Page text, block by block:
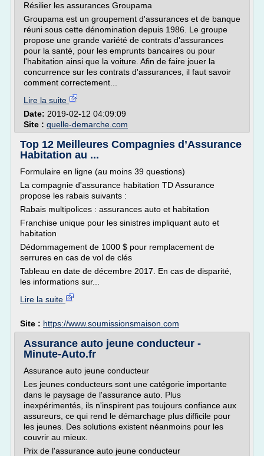
Résilier les assurances Groupama
Groupama est un groupement d'assurances et de banque
réuni sous cette dénomination depuis 1986. Le groupe
propose une grande variété de contrats d'assurances
pour la santé, pour les emprunts bancaires ou pour
l'habitation ainsi que la voiture. Afin de faire jouer la
concurrence sur les contrats d'assurances, il faut savoir
comment correctement...
Lire la suite
Date: 2019-02-12 04:09:09
Site : quelle-demarche.com
Top 12 Meilleures Compagnies d’Assurance
Habitation au ...
Formulaire en ligne (au moins 39 questions)
La compagnie d'assurance habitation TD Assurance
propose les rabais suivants :
Rabais multipolices : assurances auto et habitation
Franchise unique pour les sinistres impliquant auto et
habitation
Dédommagement de 1000 $ pour remplacement de
serrures en cas de vol de clés
Tableau en date de décembre 2017. En cas de disparité,
les informations sur...
Lire la suite
Site : https://www.soumissionsmaison.com
Assurance auto jeune conducteur -
Minute-Auto.fr
Assurance auto jeune conducteur
Les jeunes conducteurs sont une catégorie importante
dans le paysage de l'assurance auto. Plus
inexpérimentés, ils n'inspirent pas toujours confiance aux
assureurs, ce qui rend le démarchage plus difficile pour
les jeunes. Des solutions existent néanmoins pour les
couvrir au mieux.
Prix de l'assurance auto jeune conducteur